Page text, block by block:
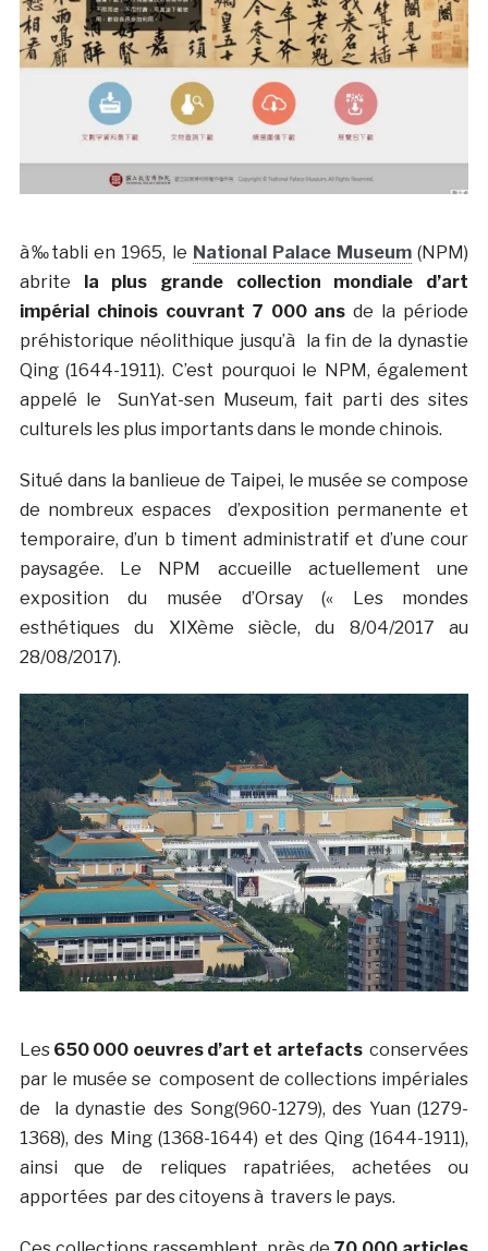
à‰tabli en 1965, le National Palace Museum(NPM)
abrite la plus grande collection mondiale d’art
impérial chinois couvrant 7 000 ans de la période
préhistorique néolithique jusqu’à la fin de la dynastie
Qing (1644-1911). C’est pourquoi le NPM, également
appelé le SunYat-sen Museum, fait parti des sites
culturels les plus importants dans le monde chinois.
Situé dans la banlieue de Taipei, le musée se compose
de nombreux espaces d’exposition permanente et
temporaire, d’un b timent administratif et d’une cour
paysagée. Le NPM accueille actuellement une
exposition du musée d’Orsay (« Les mondes
esthétiques du XIXème siècle, du 8/04/2017 au
28/08/2017).
Les 650 000 oeuvres d’art et artefactsconservées
par le musée se composent de collections impériales
de la dynastie des Song(960-1279), des Yuan (1279-
1368), des Ming (1368-1644) et des Qing (1644-1911),
ainsi que de reliques rapatriées, achetées ou
apportées par des citoyens à travers le pays.